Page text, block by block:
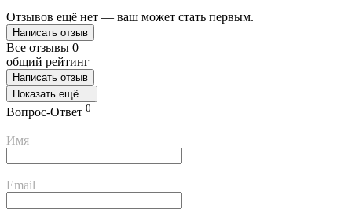
Отзывов ещё нет — ваш может стать первым.
Написать отзыв
Все отзывы 0
общий рейтинг
Написать отзыв
Показать ещё
Вопрос-Ответ 0
Имя
Email